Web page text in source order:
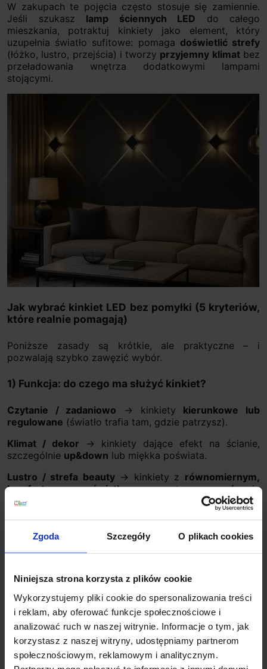
Zgoda Szczegóły O plikach cookies
Niniejsza strona korzysta z plików cookie
Wykorzystujemy pliki cookie do spersonalizowania treści
i reklam, aby oferować funkcje społecznościowe i
analizować ruch w naszej witrynie. Informacje o tym, jak
korzystasz z naszej witryny, udostępniamy partnerom
społecznościowym, reklamowym i analitycznym.
W zakupach te pojęcia często stosuje się zamiennie.
Jeśli szukasz lamp ściennych LED do całego
mieszkania, potraktuj kinkiety jako element, który
uzupełnia światło sufitowe: pomaga doświetlić strefy
(łóżko, lustro, przejścia) i tworzy przyjemny klimatbez
przeładowania wnętrza dodatkowymi lampami
stojącymi.
Jak wybrać kinkiet LED bez pomyłki (5 kryteriów,
które realnie pomagają)
Poniższe zasady są krótkie, ale praktyczne – i
pozwalają szybko zawęzić wybór.
1) Funkcja: do czego ma służyć kinkiet?
Czytanie / zadaniowo → kinkiety kierunkowe lub
regulowane (światło trafia tam, gdzie patrzysz).
Klimat / dekor → kinkiety dające efekt na ścianie,
szczególnie up&down lub miękka poświata.
Lustro / strefa beauty→ kinkiety z równomiernym,
komfortowym światłem, często w formie
podłużnej/liniowej.
zapaleniu światła?
Up&down
: zobaczysz eleganckie smugi światła góra–
dół (efekt premium).
Liniowe/podłużne
: zobaczysz czystą, nowoczesną
linię światła (minimalizm).
Rozproszenie/klosz: zobaczysz miękką poświatę
(przytulność).